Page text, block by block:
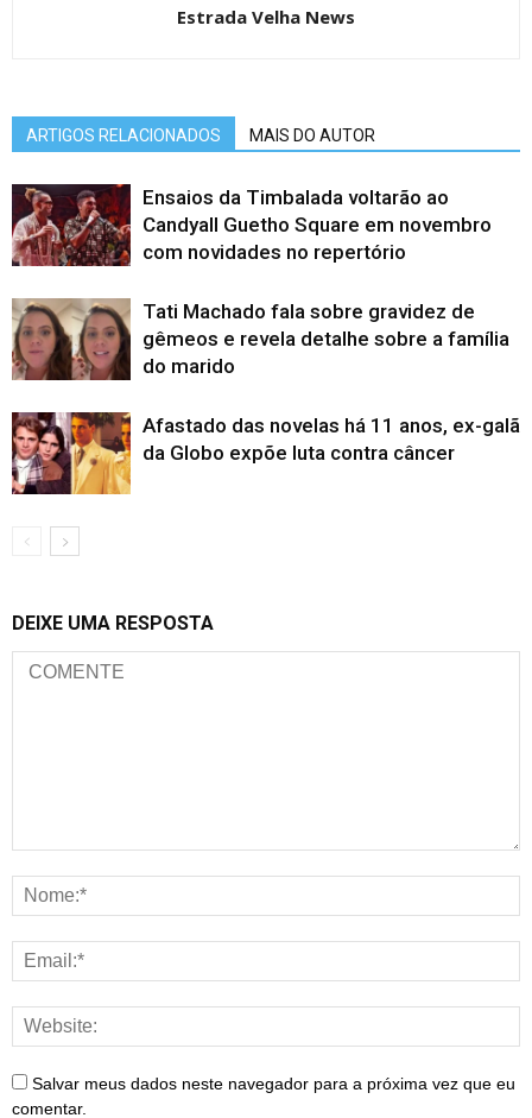
Estrada Velha News
ARTIGOS RELACIONADOS MAIS DO AUTOR
Ensaios da Timbalada voltarão ao
Candyall Guetho Square em novembro
com novidades no repertório
Tati Machado fala sobre gravidez de
gêmeos e revela detalhe sobre a família
do marido
Afastado das novelas há 11 anos, ex-galã
da Globo expõe luta contra câncer
DEIXE UMA RESPOSTA
Salvar meus dados neste navegador para a próxima vez que eu
comentar.